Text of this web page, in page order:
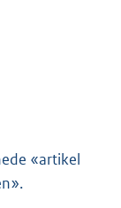
«artikel